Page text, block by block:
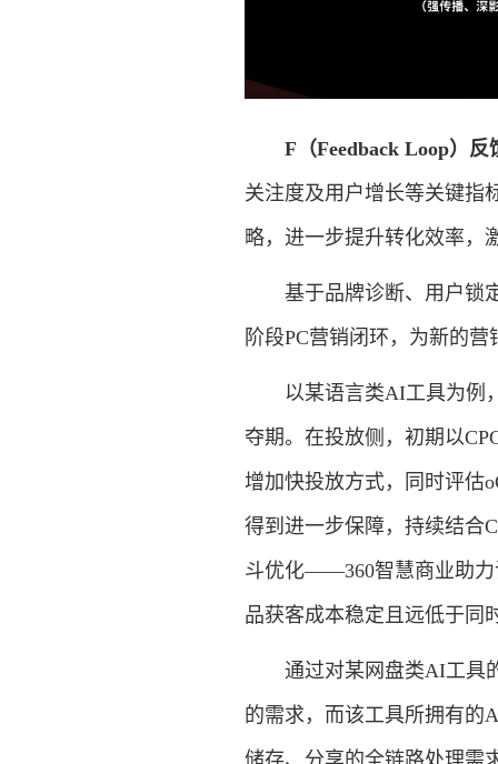
F（Feedback Loop）反
关注度及用户增长等关键指
略，进一步提升转化效率，
基于品牌诊断、用户锁定
阶段PC营销闭环，为新的
以某语言类AI工具为例，
夺期。在投放侧，初期以
增加快投放方式，同时评估
得到进一步保障，持续结合
斗优化——360智慧商业助力
品获客成本稳定且远低于同
通过对某网盘类AI工具的
的需求，而该工具所拥有的